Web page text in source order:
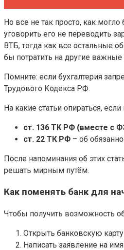
Но все не так просто, как
уговорить его не переводить
ВТБ, тогда как все остальные
бы потратить на другие
Помните: если бухгалтерия
Трудового Кодекса РФ.
На какие статьи опираться,
ст. 136 ТК РФ (вместе с
ст. 22 ТК РФ – об
После напоминания об этих
решать мирным путём.
Как поменять банк для
Чтобы получить возможность
Открыть банковскую
Написать заявление на